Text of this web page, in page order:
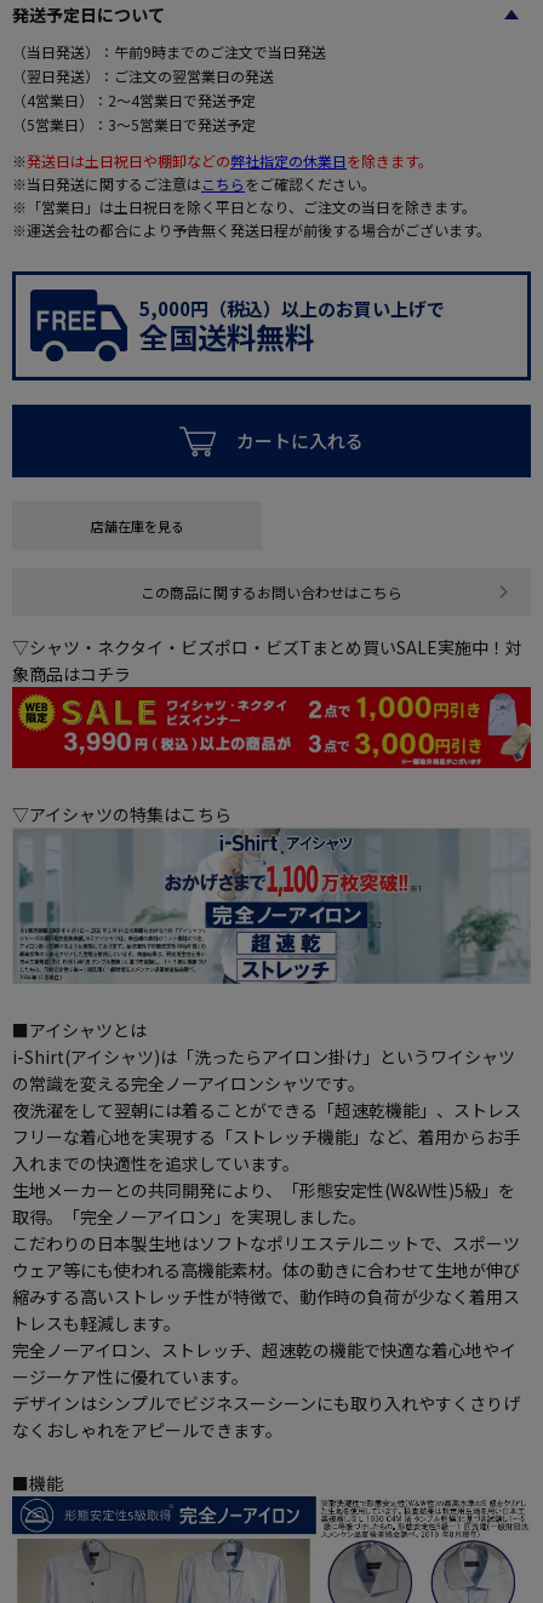
発送予定日について
（当日発送）：午前9時までのご注文で当日発送
（翌日発送）：ご注文の翌営業日の発送
（4営業日）：2～4営業日で発送予定
（5営業日）：3～5営業日で発送予定
※発送日は土日祝日や棚卸などの弊社指定の休業日を除きます。
※当日発送に関するご注意はこちらをご確認ください。
※「営業日」は土日祝日を除く平日となり、ご注文の当日を除きます。
※運送会社の都合により予告無く発送日程が前後する場合がございます。
5,000円（税込）以上のお買い上げで
全国送料無料
カートに入れる
店舗在庫を見る
この商品に関するお問い合わせはこちら
▽シャツ・ネクタイ・ビズポロ・ビズTまとめ買いSALE実施中！対
象商品はコチラ
▽アイシャツの特集はこちら
■アイシャツとは
i-Shirt(アイシャツ)は「洗ったらアイロン掛け」というワイシャツ
の常識を変える完全ノーアイロンシャツです。
夜洗濯をして翌朝には着ることができる「超速乾機能」、ストレス
フリーな着心地を実現する「ストレッチ機能」など、着用からお手
入れまでの快適性を追求しています。
生地メーカーとの共同開発により、「形態安定性(W&W性)5級」を
取得。「完全ノーアイロン」を実現しました。
こだわりの日本製生地はソフトなポリエステルニットで、スポーツ
ウェア等にも使われる高機能素材。体の動きに合わせて生地が伸び
縮みする高いストレッチ性が特徴で、動作時の負荷が少なく着用ス
トレスも軽減します。
完全ノーアイロン、ストレッチ、超速乾の機能で快適な着心地やイ
ージーケア性に優れています。
デザインはシンプルでビジネスーシーンにも取り入れやすくさりげ
なくおしゃれをアピールできます。
■機能